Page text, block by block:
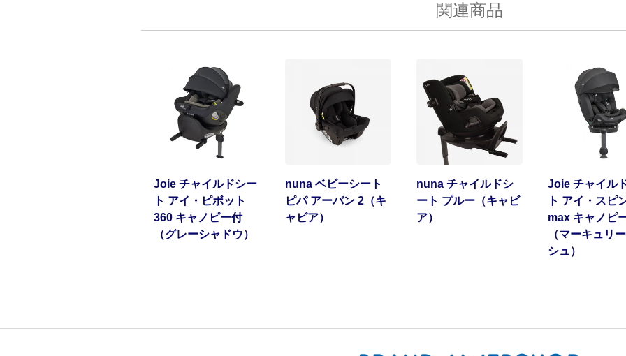
関連商品
Joie チャイルドシー
ト アイ・ピボット
360 キャノピー付
（グレーシャドウ）
nuna ベビーシート
ピパ アーバン 2（キ
ャビア）
nuna チャイルドシ
ート プルー（キャビ
ア）
Joie チャイル
ト アイ・スピ
max キャノピ
（マーキュリ
シュ）